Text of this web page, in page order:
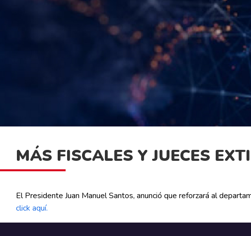
MÁS FISCALES Y JUECES
El Presidente Juan Manuel Santos, anunció que reforzará al
click aquí.